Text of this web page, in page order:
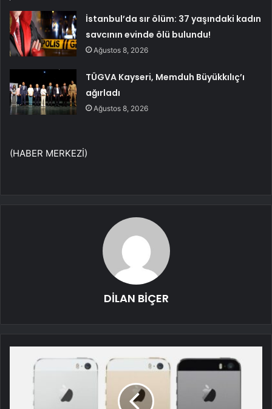
İstanbul’da sır ölüm: 37 yaşındaki kadın
savcının evinde ölü bulundu!
Ağustos 8, 2026
TÜGVA Kayseri, Memduh Büyükkılıç’ı
ağırladı
Ağustos 8, 2026
(HABER MERKEZİ)
DİLAN BİÇER